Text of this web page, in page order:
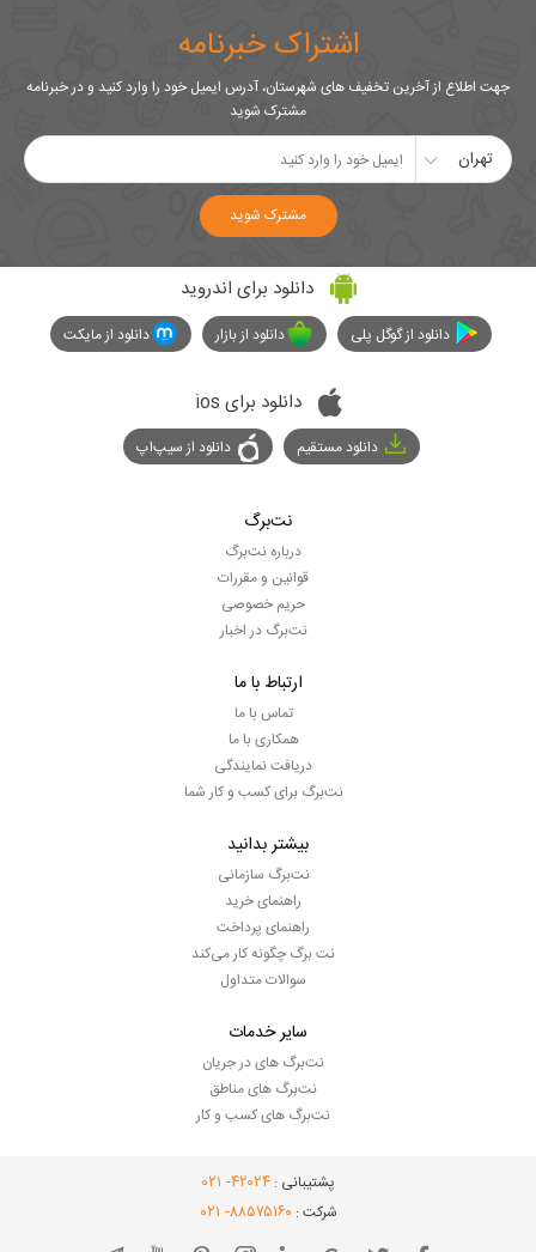
اشتراک خبرنامه
جهت اطلاع از آخرین تخفیف های شهرستان، آدرس ایمیل خود را وارد کنید و در خبرنامه
مشترک شوید
تهران
مشترک شوید
دانلود برای اندروید
دانلود از گوگل پلی دانلود از بازار دانلود از مایکت
دانلود برای ios
دانلود مستقیم دانلود از سیپ‌اپ
نت‌برگ
درباره نت‌برگ
قوانین و مقررات
حریم خصوصی
نت‌برگ در اخبار
ارتباط با ما
تماس با ما
همکاری با ما
دریافت نمایندگی
نت‌برگ برای کسب و کار شما
بیشتر بدانید
نت‌برگ سازمانی
راهنمای خرید
راهنمای پرداخت
نت برگ چگونه کار می‌کند
سوالات متداول
سایر خدمات
نت‌برگ های در جریان
نت‌برگ های مناطق
نت‌برگ های کسب و کار
پشتیبانی : ۴۲۰۲۴- ۰۲۱
شرکت : ۸۸۵۷۵۱۶۰- ۰۲۱